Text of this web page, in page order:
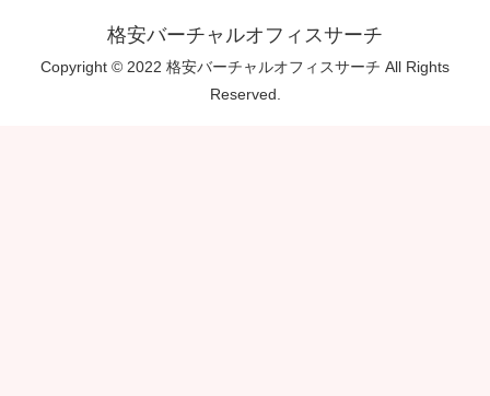
格安バーチャルオフィスサーチ
Copyright © 2022 格安バーチャルオフィスサーチ All Rights
Reserved.